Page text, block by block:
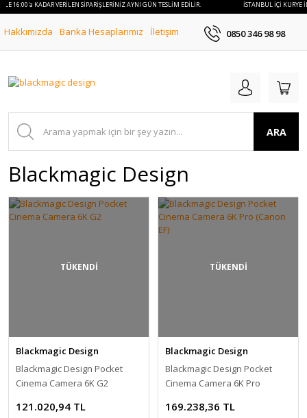
16:00'a KADAR VERİLEN SİPARİŞLERİNİZ AYNI GÜN TESLİM EDİLİR. İSTANBUL İÇİ KURYE
Hakkımızda Banka Hesaplarımız İletişim 0850 346 98 98
ARA
Blackmagic Design
TÜKENDİ
Blackmagic Design
Blackmagic Design Pocket
Cinema Camera 6K G2
121.020,94 TL
TÜKENDİ
Blackmagic Design
Blackmagic Design Pocket
Cinema Camera 6K Pro
169.238,36 TL